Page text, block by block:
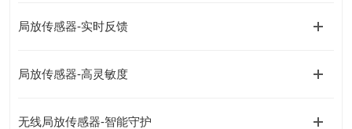
局放传感器-实时反馈
局放传感器-高灵敏度
无线局放传感器-智能守护